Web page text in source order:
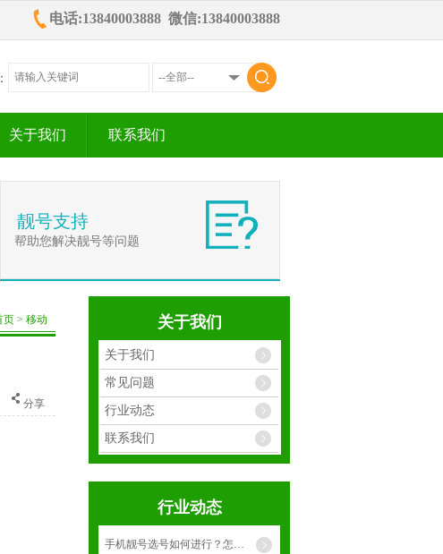
电话:13840003888 微信:13840003888
关于我们 联系我们
靓号支持
帮助您解决靓号等问题
页 > 移动
分享
关于我们
关于我们
常见问题
行业动态
联系我们
行业动态
手机靓号选号如何进行？怎么才能选择到合适靓号？